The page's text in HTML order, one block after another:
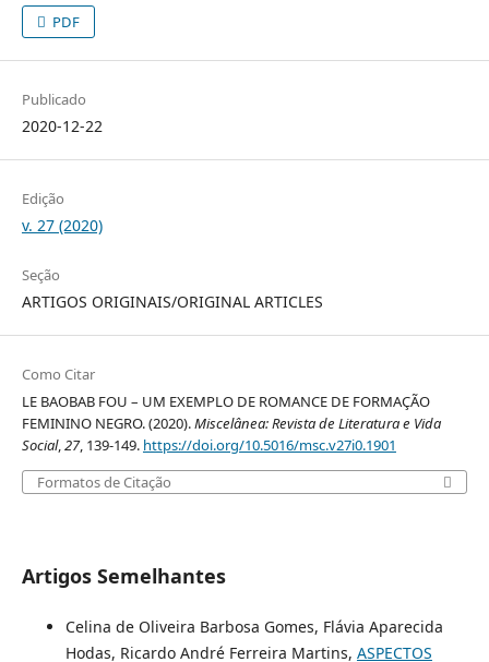
PDF
Publicado
2020-12-22
Edição
v. 27 (2020)
Seção
ARTIGOS ORIGINAIS/ORIGINAL ARTICLES
Como Citar
LE BAOBAB FOU – UM EXEMPLO DE ROMANCE DE FORMAÇÃO
FEMININO NEGRO. (2020).Miscelânea: Revista de Literatura e Vida
Social,27, 139-149. https://doi.org/10.5016/msc.v27i0.1901
Formatos de Citação
Artigos Semelhantes
Celina de Oliveira Barbosa Gomes, Flávia Aparecida
Hodas, Ricardo André Ferreira Martins, ASPECTOS